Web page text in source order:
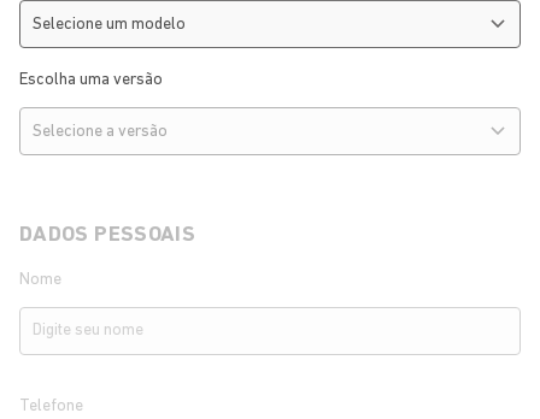
Escolha uma versão
DADOS PESSOAIS
Nome
Telefone